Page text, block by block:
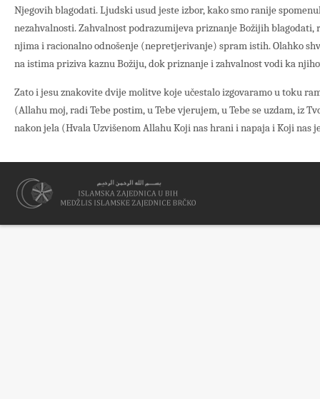
Njegovih blagodati. Ljudski usud jeste izbor, kako smo ranije
nezahvalnosti. Zahvalnost podrazumijeva priznanje Božijih blagodati,
njima i racionalno odnošenje (nepretjerivanje) spram istih. Olahko
na istima priziva kaznu Božiju, dok priznanje i zahvalnost vodi ka
Zato i jesu znakovite dvije molitve koje učestalo izgovaramo u toku
(Allahu moj, radi Tebe postim, u Tebe vjerujem, u Tebe se uzdam, iz
nakon jela (Hvala Uzvišenom Allahu Koji nas hrani i napaja i Koji nas